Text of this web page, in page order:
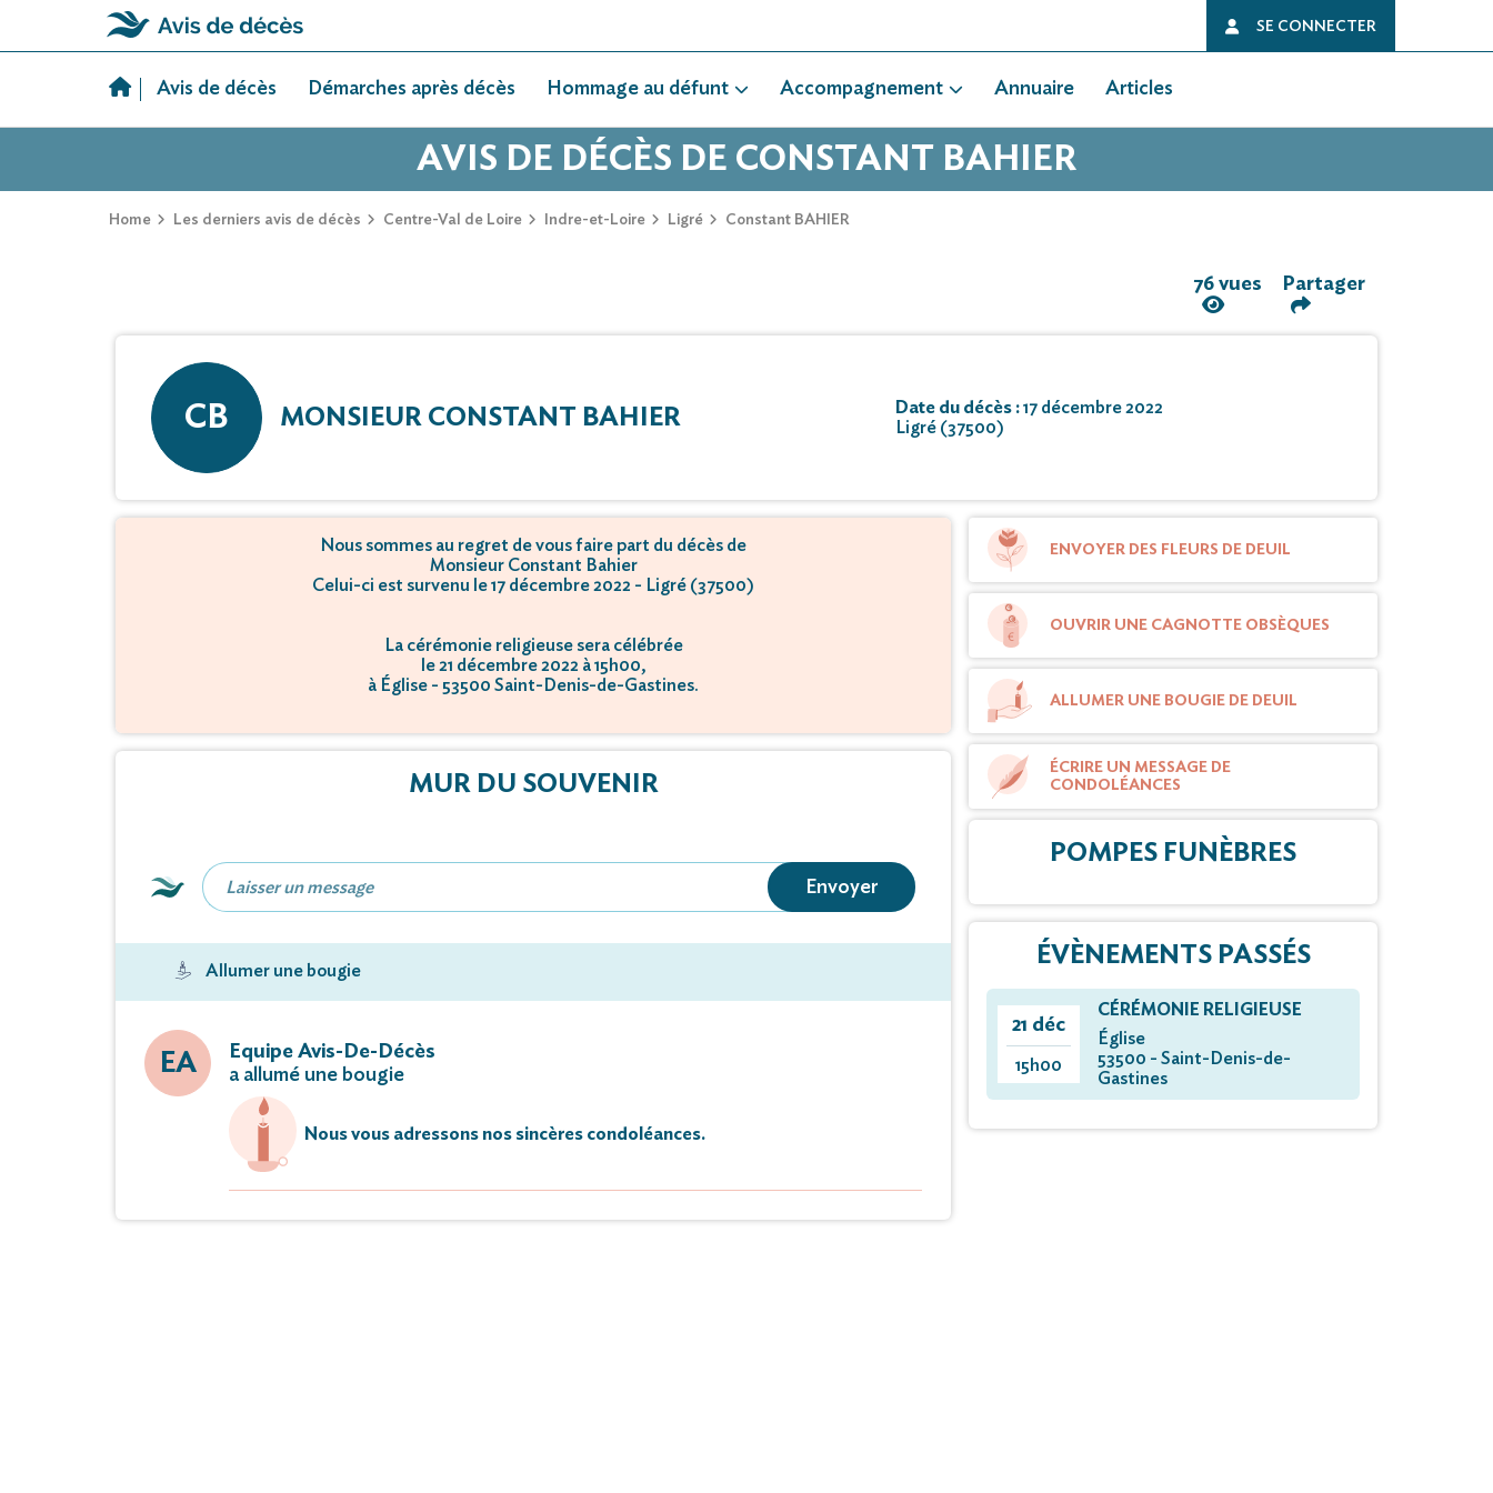
SE CONNECTER
Avis de décès Démarches après décès Hommage au défunt Accompagnement Annuaire Articles
AVIS DE DÉCÈS DE CONSTANT BAHIER
Home Les derniers avis de décès Centre-Val de Loire Indre-et-Loire Ligré Constant BAHIER
76 vues Partager
CB MONSIEUR CONSTANT BAHIER Date du décès :17 décembre 2022
Ligré (37500)
Nous sommes au regret de vous faire part du décès de
Monsieur Constant Bahier
Celui-ci est survenu le 17 décembre 2022 - Ligré (37500)
La cérémonie religieuse sera célébrée
le 21 décembre 2022 à 15h00,
à Église - 53500 Saint-Denis-de-Gastines.
MUR DU SOUVENIR
Envoyer
Allumer une bougie
EA
Equipe Avis-De-Décès
a allumé une bougie
Nous vous adressons nos sincères condoléances.
ENVOYER DES FLEURS DE DEUIL
OUVRIR UNE CAGNOTTE OBSÈQUES
ALLUMER UNE BOUGIE DE DEUIL
ÉCRIRE UN MESSAGE DE
CONDOLÉANCES
POMPES FUNÈBRES
ÉVÈNEMENTS PASSÉS
21 déc
15h00
CÉRÉMONIE RELIGIEUSE
Église
53500 - Saint-Denis-de-
Gastines